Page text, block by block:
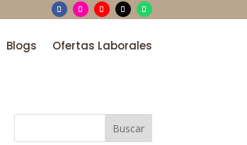
Blogs Ofertas Laborales
Buscar